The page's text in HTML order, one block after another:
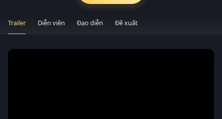
Trailer Diễn viên Đạo diễn Đề xuất